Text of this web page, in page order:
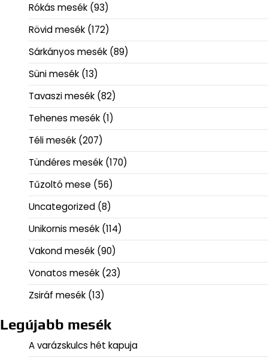
Rókás mesék (93)
Rövid mesék (172)
Sárkányos mesék (89)
Süni mesék (13)
Tavaszi mesék (82)
Tehenes mesék (1)
Téli mesék (207)
Tündéres mesék (170)
Tűzoltó mese (56)
Uncategorized (8)
Unikornis mesék (114)
Vakond mesék (90)
Vonatos mesék (23)
Zsiráf mesék (13)
Legújabb mesék
A varázskulcs hét kapuja